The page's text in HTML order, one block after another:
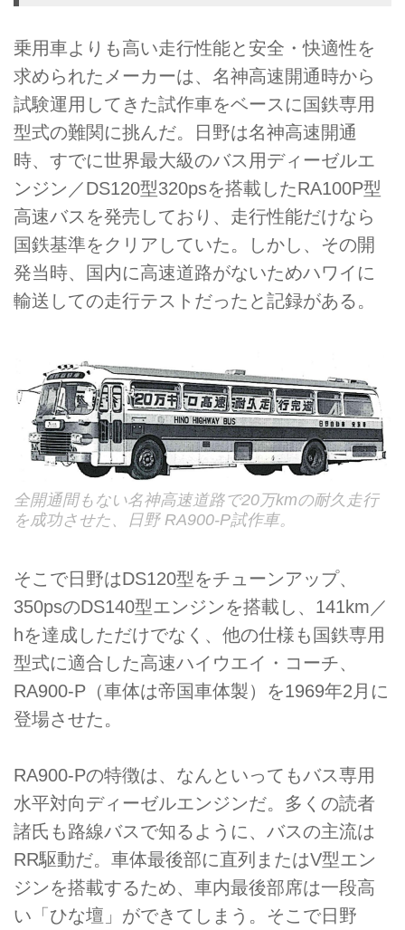
乗用車よりも高い走行性能と安全・快適性を
求められたメーカーは、名神高速開通時から
試験運用してきた試作車をベースに国鉄専用
型式の難関に挑んだ。日野は名神高速開通
時、すでに世界最大級のバス用ディーゼルエ
ンジン／DS120型320psを搭載したRA100P型
高速バスを発売しており、走行性能だけなら
国鉄基準をクリアしていた。しかし、その開
発当時、国内に高速道路がないためハワイに
輸送しての走行テストだったと記録がある。
全開通間もない名神高速道路で20万kmの耐久走行
を成功させた、日野 RA900-P試作車。
そこで日野はDS120型をチューンアップ、
350psのDS140型エンジンを搭載し、141km／
hを達成しただけでなく、他の仕様も国鉄専用
型式に適合した高速ハイウエイ・コーチ、
RA900-P（車体は帝国車体製）を1969年2月に
登場させた。
RA900-Pの特徴は、なんといってもバス専用
水平対向ディーゼルエンジンだ。多くの読者
諸氏も路線バスで知るように、バスの主流は
RR駆動だ。車体最後部に直列またはV型エン
ジンを搭載するため、車内最後部席は一段高
い「ひな壇」ができてしまう。そこで日野